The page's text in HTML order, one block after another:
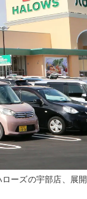
ーズの宇部店、展